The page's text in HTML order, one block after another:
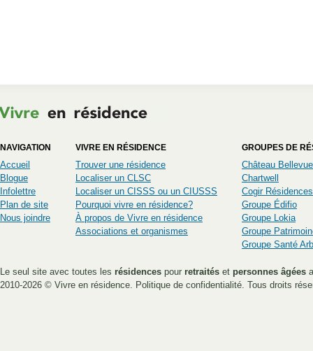
NAVIGATION
Accueil
Blogue
Infolettre
Plan de site
Nous joindre
VIVRE EN RÉSIDENCE
Trouver une résidence
Localiser un CLSC
Localiser un CISSS ou un CIUSSS
Pourquoi vivre en résidence?
À propos de Vivre en résidence
Associations et organismes
GROUPES DE
Château Bellevue
Chartwell
Cogir Résidences
Groupe Édifio
Groupe Lokia
Groupe
Groupe Santé
Le seul site avec toutes les résidences pour retraités et personnes âgées
2010-2026 © Vivre en résidence Politique de confidentialité . Tous droits